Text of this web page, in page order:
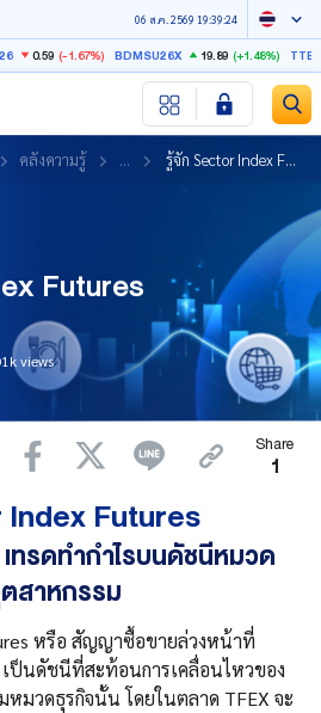
06 ส.ค. 2569 19:39:24
0.59 (-1.67%) BDMSU26X 19.89 (+1.48%)
คลังความรู้ ... รู้จัก Sector Index Futures
Futures
views
Share
1
Futures
เทรดทำกำไรบนดัชนีหมวด
สาหกรรม
หรือ สัญญาซื้อขายล่วงหน้าที่
ป็นดัชนีที่สะท้อนการเคลื่อนไหวของ
มวดธุรกิจนั้น โดยในตลาด TFEX จะ